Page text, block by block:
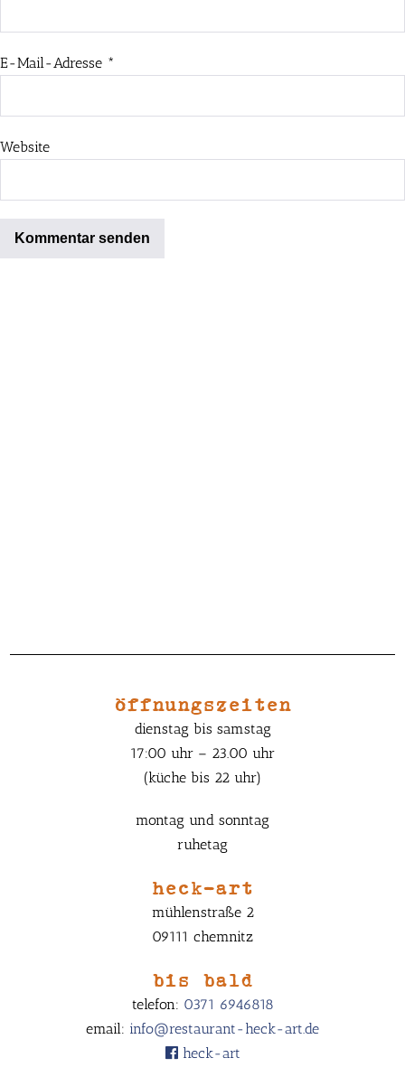
E-Mail-Adresse *
Website
öffnungszeiten
dienstag bis samstag
17:00 uhr – 23.00 uhr
(küche bis 22 uhr)
montag und sonntag
ruhetag
heck-art
mühlenstraße 2
09111 chemnitz
bis bald
telefon: 0371 6946818
email: info@restaurant-heck-art.de
heck-art